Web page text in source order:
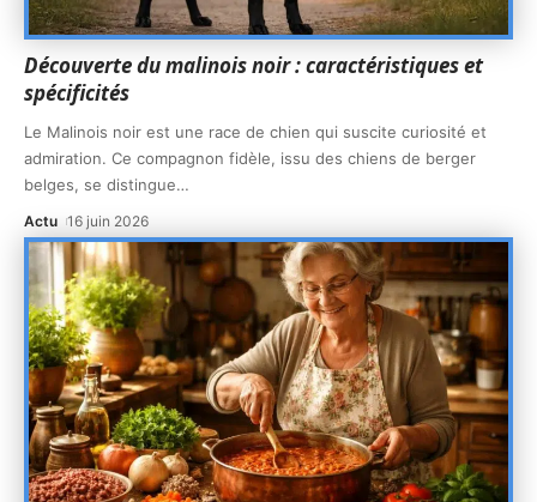
Découverte du malinois noir : caractéristiques et
spécificités
Le Malinois noir est une race de chien qui suscite curiosité et
admiration. Ce compagnon fidèle, issu des chiens de berger
belges, se distingue…
Actu 16 juin 2026